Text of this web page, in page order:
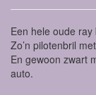
Een hele oude
Zo’n pilotenbril
En gewoon zwart
auto.